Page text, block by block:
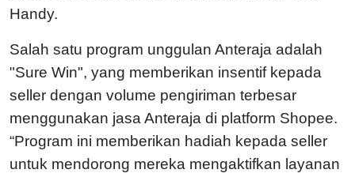
Handy.
Salah satu program unggulan Anteraja adalah
"Sure Win", yang memberikan insentif kepada
seller dengan volume pengiriman terbesar
menggunakan jasa Anteraja di platform Shopee.
“Program ini memberikan hadiah kepada seller
untuk mendorong mereka mengaktifkan layanan